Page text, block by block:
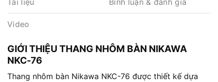
Video
GIỚI THIỆU THANG NHÔM BÀN NIKAWA
NKC-76
Thang nhôm bàn Nikawa NKC-76 được thiết kế dựa